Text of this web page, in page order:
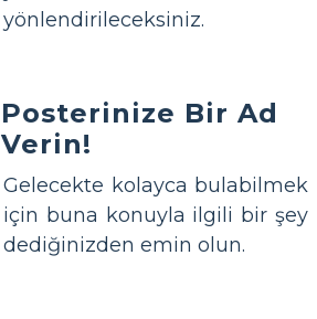
yönlendirileceksiniz.
Posterinize Bir Ad
Verin!
Gelecekte kolayca bulabilmek
için buna konuyla ilgili bir şey
dediğinizden emin olun.